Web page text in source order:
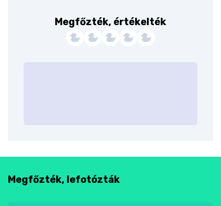
Megfőzték, értékelték
Megfőzték, lefotózták